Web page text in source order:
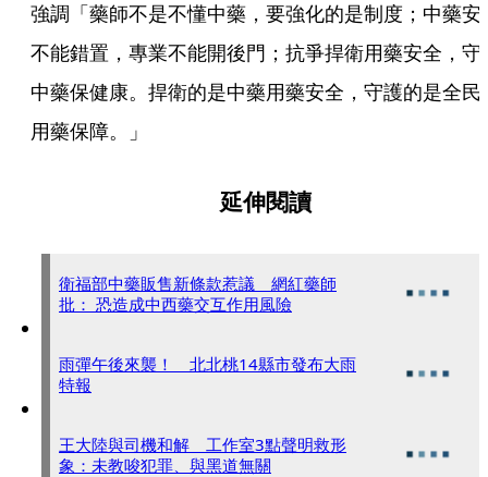
強調「藥師不是不懂中藥，要強化的是制度；中藥安
不能錯置，專業不能開後門；抗爭捍衛用藥安全，守
中藥保健康。捍衛的是中藥用藥安全，守護的是全民
用藥保障。」
延伸閱讀
衛福部中藥販售新條款惹議 網紅藥師
批： 恐造成中西藥交互作用風險
雨彈午後來襲！ 北北桃14縣市發布大雨
特報
王大陸與司機和解 工作室3點聲明救形
象：未教唆犯罪、與黑道無關